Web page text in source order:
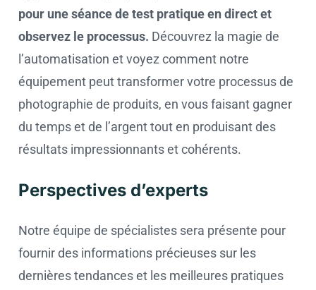
pour une séance de test pratique en direct et
observez le processus. Découvrez la magie de
l’automatisation et voyez comment notre
équipement peut transformer votre processus de
photographie de produits, en vous faisant gagner
du temps et de l’argent tout en produisant des
résultats impressionnants et cohérents.
Perspectives d’experts
Notre équipe de spécialistes sera présente pour
fournir des informations précieuses sur les
dernières tendances et les meilleures pratiques